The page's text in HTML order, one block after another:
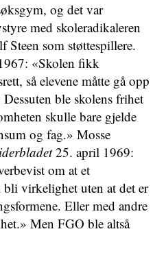
og det var
med skoleradikaleren
Steen som støttespillere.
«Skolen fikk
så elevene måtte gå opp
ble skolens frihet
skulle bare gjelde
og fag.» Mosse
25. april 1969:
om at et
virkelighet uten at det er
Eller med andre
Men FGO ble altså